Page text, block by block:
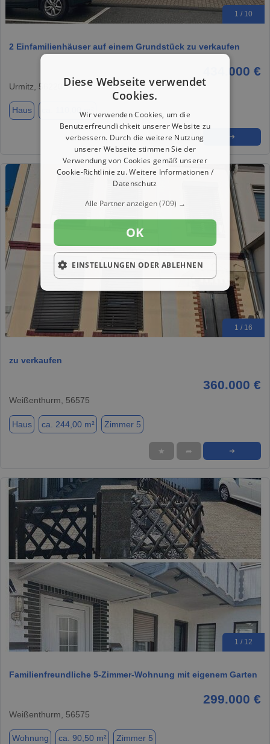
1 / 10
2 Einfamilienhäuser auf einem Grundstück zu verkaufen
434.000 €
Urmitz, 56220
Haus ca. 110,00 m²
★ ➦ ➜
1 / 16
zu verkaufen
360.000 €
Weißenthurm, 56575
Haus ca. 244,00 m² Zimmer 5
★ ➦ ➜
1 / 12
Familienfreundliche 5-Zimmer-Wohnung mit eigenem Garten
299.000 €
Weißenthurm, 56575
Wohnung ca. 90,50 m² Zimmer 5
Diese Webseite verwendet
Cookies.
Wir verwenden Cookies, um die
Benutzerfreundlichkeit unserer Website zu
verbessern. Durch die weitere Nutzung
unserer Webseite stimmen Sie der
Verwendung von Cookies gemäß unserer
Cookie-Richtlinie zu.Weitere Informationen /
Datenschutz
Alle Partner anzeigen(709) →
OK
EINSTELLUNGEN ODER ABLEHNEN